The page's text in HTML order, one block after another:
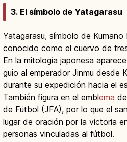
3. El símbolo de Yatagarasu
Yatagarasu, símbolo de Kumano
conocido como el cuervo de
En la mitología japonesa
guio al emperador Jinmu desde
durante su expedición hacia el
También figura en el emblema
de Fútbol (JFA), por lo que el
lugar de oración por la victoria
personas vinculadas al fútbol.